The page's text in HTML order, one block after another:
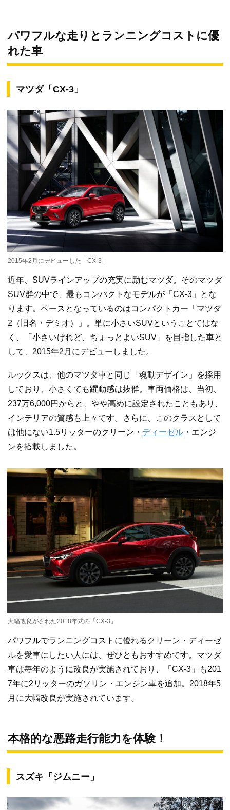
パワフルな走りとランニングコストに優
れた車
マツダ「CX-3」
2015年2月にデビューした「CX-3」
近年、SUVラインアップの充実に励むマツダ。そのマツダ
SUV群の中で、最もコンパクトなモデルが「CX-3」とな
ります。ベースとなっているのはコンパクトカー「マツダ
2（旧名・デミオ）」。単に小さいSUVということではな
く、「小さいけれど、ちょっとよいSUV」を目指した車と
して、2015年2月にデビューしました。
ルックスは、他のマツダ車と同じ「魂動デザイン」を採用
しており、小さくても躍動感は抜群。車両価格は、当初、
237万6,000円からと、やや高めに設定されたこともあり、
インテリアの質感も上々です。さらに、このクラスとして
は他にない1.5リッターのクリーン・ ディーゼル ・エンジ
ンを搭載しました。
大幅改良がされた2018年式の「CX-3」
パワフルでランニングコストに優れるクリーン・ディーゼ
ルを愛車にしたい人には、ぜひともおすすめです。マツダ
車は毎年のように改良が実施されており、「CX-3」も201
7年に2リッターのガソリン・エンジン車を追加。2018年5
月に大幅改良が実施されています。
本格的な悪路走行能力を体験！
スズキ「ジムニー」